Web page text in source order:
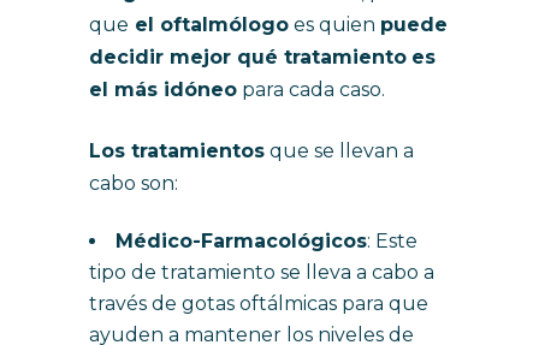
que el oftalmólogo es quien puede
decidir mejor qué tratamiento es
el más idóneo para cada caso.
Los tratamientos que se llevan a
cabo son:
Médico-Farmacológicos: Este
tipo de tratamiento se lleva a cabo a
través de gotas oftálmicas para que
ayuden a mantener los niveles de